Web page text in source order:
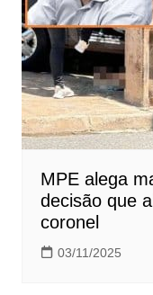
MPE alega
decisão que
coronel
03/11/2025